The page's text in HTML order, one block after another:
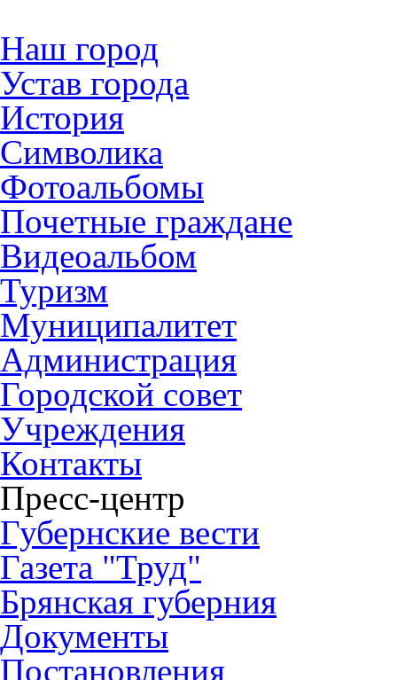
Наш город
Устав города
История
Символика
Фотоальбомы
Почетные граждане
Видеоальбом
Туризм
Муниципалитет
Администрация
Городской совет
Учреждения
Контакты
Пресс-центр
Губернские вести
Газета "Труд"
Брянская губерния
Документы
Постановления